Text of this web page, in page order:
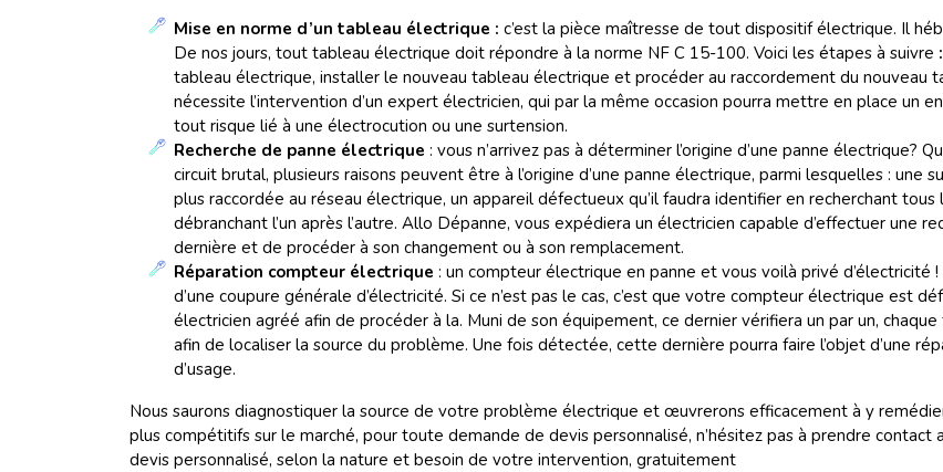
Mise en norme d’un tableau électrique : c’est la pièce maîtresse de tout dispositif électrique. Il
De nos jours, tout tableau électrique doit répondre à la norme NF C 15-100. Voici les étapes à suivre :
tableau électrique, installer le nouveau tableau électrique et procéder au raccordement du nouveau
nécessite l’intervention d’un expert électricien, qui par la même occasion pourra mettre en place
tout risque lié à une électrocution ou une surtension.
Recherche de panne électrique : vous n’arrivez pas à déterminer l’origine d’une panne électrique?
circuit brutal, plusieurs raisons peuvent être à l’origine d’une panne électrique, parmi lesquelles :
plus raccordée au réseau électrique, un appareil défectueux qu’il faudra identifier en recherchant
débranchant l’un après l’autre. Allo Dépanne, vous expédiera un électricien capable d’effectuer une
dernière et de procéder à son changement ou à son remplacement.
Réparation compteur électrique : un compteur électrique en panne et vous voilà privé d’électricité
d’une coupure générale d’électricité. Si ce n’est pas le cas, c’est que votre compteur électrique est
électricien agréé afin de procéder à la. Muni de son équipement, ce dernier vérifiera un par un,
afin de localiser la source du problème. Une fois détectée, cette dernière pourra faire l’objet d’une
d’usage.
Nous saurons diagnostiquer la source de votre problème électrique et œuvrerons efficacement à y
plus compétitifs sur le marché, pour toute demande de devis personnalisé, n’hésitez pas à prendre contact
devis personnalisé, selon la nature et besoin de votre intervention, gratuitement